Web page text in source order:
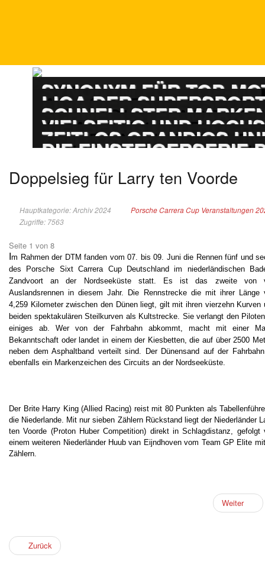
DTM
SYNONYM FÜR TOP-
ADAC GT MASTERS
LIGA DER
PORSCHE
SCHNELLSTER
ADAC GT4
VIELSEITIG UND
TOURENWAGEN
ZEITLOS GRANDIOS
TOURENWAGEN
DIE EINSTEIGERSERIE
Doppelsieg für Larry ten Voorde
Hauptkategorie: Archiv 2024
Porsche Carrera Cup Veranstaltungen
Zugriffe: 7563
Seite 1 von 8
m Rahmen der DTM fanden vom 07. bis 09. Juni die Rennen fünf und
des Porsche Sixt Carrera Cup Deutschland im niederländischen
Zandvoort an der Nordseeküste statt. Es ist das zweite von
Auslandsrennen in diesem Jahr. Die Rennstrecke die mit ihrer Länge
4,259 Kilometer zwischen den Dünen liegt, gilt mit ihren vierzehn Kurven
beiden spektakulären Steilkurven als Kultstrecke. Sie verlangt den
einiges ab.
Wer von der Fahrbahn abkommt, macht mit einer
Bekanntschaft oder landet in einem der Kiesbetten, die auf über 2500
neben dem Asphaltband verteilt sind. Der Dünensand auf der
ebenfalls ein Markenzeichen des Circuits an der Nordseeküste.
Der Brite Harry King (Allied Racing) reist mit 80 Punkten als
die Niederlande. Mit nur sieben Zählern Rückstand liegt der Niederländer
ten Voorde (Proton Huber Competition) direkt in Schlagdistanz, gefolgt
einem weiteren Niederländer Huub van Eijndhoven vom Team GP Elite
Zählern.
Weiter
Zurück